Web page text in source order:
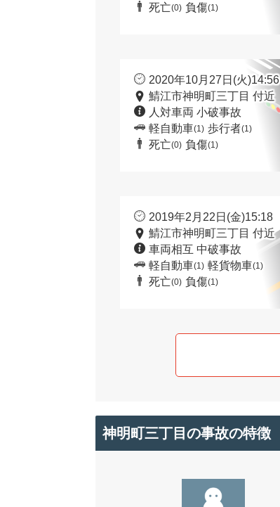
死亡(0) 負傷(1)
2020年10月27日(火)14:56
鯖江市神明町三丁目 付近
人対車両 小破事故
軽自動車(1) 歩行者(1)
死亡(0) 負傷(1)
2019年2月22日(金)15:18
鯖江市神明町三丁目 付近
車両相互 中破事故
軽自動車(1) 軽貨物車(1)
死亡(0) 負傷(1)
神明町三丁目の事故の特徴